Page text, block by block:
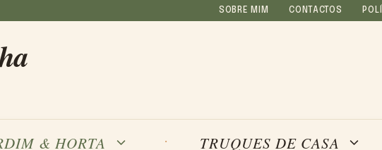
SOBRE MIM CONTACTOS
& HORTA TRUQUES DE CASA